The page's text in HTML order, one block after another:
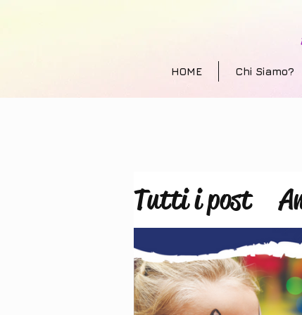
HOME Chi Siamo?
Tutti i post
Allestimento